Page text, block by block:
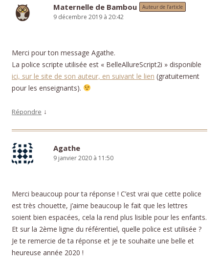
Maternelle de Bambou Auteur de l’article
9 décembre 2019 à 20:42
Merci pour ton message Agathe.
La police scripte utilisée est « BelleAllureScript2i » disponible
ici, sur le site de son auteur, en suivant le lien (gratuitement
pour les enseignants).
Répondre ↓
Agathe
9 janvier 2020 à 11:50
Merci beaucoup pour ta réponse ! C’est vrai que cette police
est très chouette, j’aime beaucoup le fait que les lettres
soient bien espacées, cela la rend plus lisible pour les enfants.
Et sur la 2ème ligne du référentiel, quelle police est utilisée ?
Je te remercie de ta réponse et je te souhaite une belle et
heureuse année 2020 !